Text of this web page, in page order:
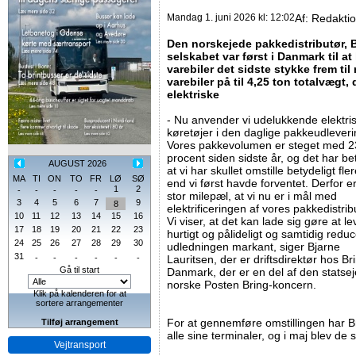
AUGUST 2026
MA
TI ON TO FR LØ
SØ
-
- - - - 1
2
3
4 5 6 7 8
9
10
11 12 13 14 15
16
17
18 19 20 21 22
23
24
25 26 27 28 29
30
31
- - - - -
-
Gå til start
Klik på kalenderen for at
sortere arrangementer
Tilføj arrangement
Vejtransport
Mandag 1. juni 2026 kl: 12:02Af:
Den norskejede pakkedistributør,
selskabet var først i Danmark til
varebiler det sidste stykke frem til
varebiler på til 4,25 ton totalvægt,
elektriske
- Nu anvender vi udelukkende
køretøjer i den daglige
Vores pakkevolumen er steget med
procent siden sidste år, og det har
at vi har skullet omstille betydeligt
end vi først havde forventet. Derfor
stor milepæl, at vi nu er i mål med
elektrificeringen af vores
Vi viser, at det kan lade sig gøre at
hurtigt og pålideligt og samtidig
udledningen markant, siger Bjarne
Lauritsen, der er driftsdirektør hos
Danmark, der er en del af den
norske Posten Bring-koncern.
For at gennemføre omstillingen har
alle sine terminaler, og i maj blev de